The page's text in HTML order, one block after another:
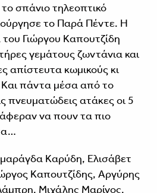
σπάνιο τηλεοπτικό
το Παρά Πέντε. Η
Γιώργου Καπουτζίδη
γεμάτους ζωντάνια και
απίστευτα κωμικούς κι
πάντα μέσα από το
πνευματώδεις ατάκες οι 5
να πουν τα πιο
Καρύδη, Ελισάβετ
Καπουτζίδης, Αργύρης
Μιχάλης Μαρίνος,